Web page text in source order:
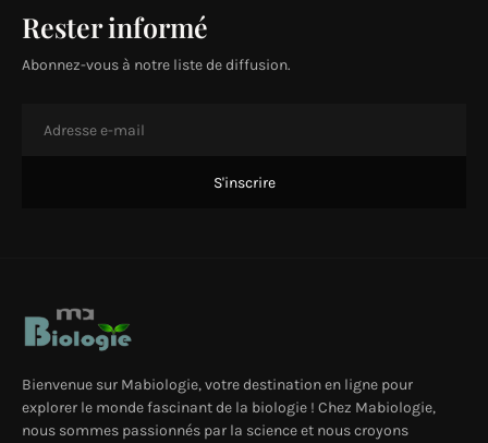
Rester informé
Abonnez-vous à notre liste de diffusion.
Bienvenue sur Mabiologie, votre destination en ligne pour
explorer le monde fascinant de la biologie ! Chez Mabiologie,
nous sommes passionnés par la science et nous croyons